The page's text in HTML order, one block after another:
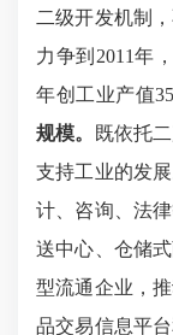
二级开发机制
力争到 2011年
年创工业产值
规模。
既依托
支持工业的发
计、咨询、法
送中心、仓储
型流通企业，
品交易信息平